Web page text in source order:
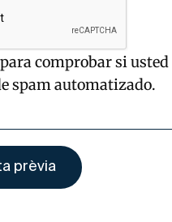
comprobar si
spam automatizado.